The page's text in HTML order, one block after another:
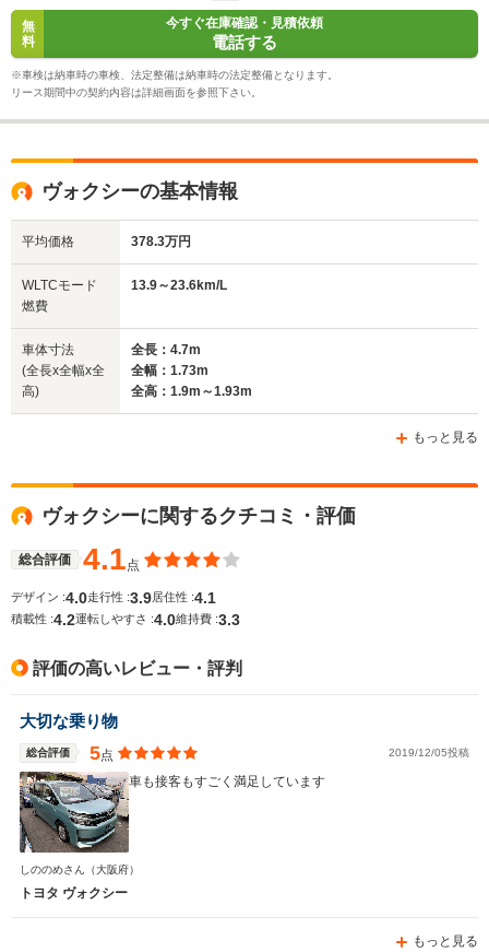
無
料
今すぐ在庫確認・見積依頼
電話する
※車検は納車時の車検、法定整備は納車時の法定整備となります。
リース期間中の契約内容は詳細画面を参照下さい。
ヴォクシーの基本情報
平均価格 378.3万円
WLTCモード
燃費
13.9～23.6km/L
車体寸法
(全長x全幅x全
高)
全長：4.7m
全幅：1.73m
全高：1.9m～1.93m
もっと見る
ヴォクシーに関するクチコミ・評価
総合評価 4.1点
デザイン :4.0走行性 :3.9 居住性 :4.1
積載性 :4.2運転しやすさ :4.0維持費 :3.3
評価の高いレビュー・評判
大切な乗り物
総合評価 5点 2019/12/05投稿
車も接客もすごく満足しています
しののめさん （大阪府）
トヨタ ヴォクシー
もっと見る